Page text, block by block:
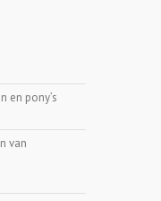
en pony’s
van